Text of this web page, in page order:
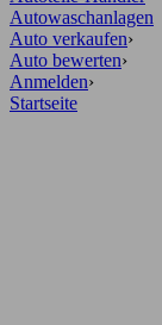
Autowaschanlagen
Auto verkaufen›
Auto bewerten›
Anmelden›
Startseite